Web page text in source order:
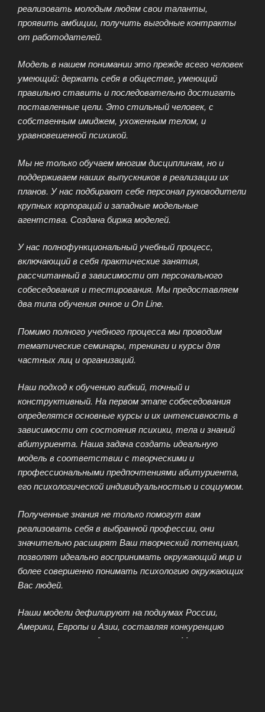
реализовать молодым людям свои таланты,
проявить амбиции, получить выгодные контракты
от работодателей.
Модель в нашем понимании это прежде всего человек
умеющий: держать себя в обществе, умеющий
правильно ставить и последовательно достигать
поставленные цели. Это стильный человек, с
собственным имиджем, ухоженным телом, и
уравновешенной психикой.
Мы не только обучаем многим дисциплинам, но и
поддерживаем наших выпускников в реализации их
планов. У нас подбирают себе персонал руководители
крупных корпораций и западные модельные
агентства. Создана биржа моделей.
У нас полнофункциональный учебный процесс,
включающий в себя практические занятия,
рассчитанный в зависимости от персонального
собеседования и тестирования. Мы предоставляем
два типа обучения очное и On Line.
Помимо полного учебного процесса мы проводим
тематические семинары, тренинги и курсы для
частных лиц и организаций.
Наш подход к обучению гибкий, точный и
конструктивный. На первом этапе собеседования
определятся основные курсы и их интенсивность в
зависимости от состояния психики, тела и знаний
абитуриента. Наша задача создать идеальную
модель в соответствии с творческими и
профессиональными предпочтениями абитуриента,
его психологической индивидуальностью и социумом.
Полученные знания не только помогут вам
реализовать себя в выбранной профессии, они
значительно расширят Ваш творческий потенциал,
позволят идеально воспринимать окружающий мир и
более совершенно понимать психологию окружающих
Вас людей.
Наши модели дефилируют на подиумах России,
Америки, Европы и Азии, составляя конкуренцию
своим коллегам из других стран мира. Многие из них